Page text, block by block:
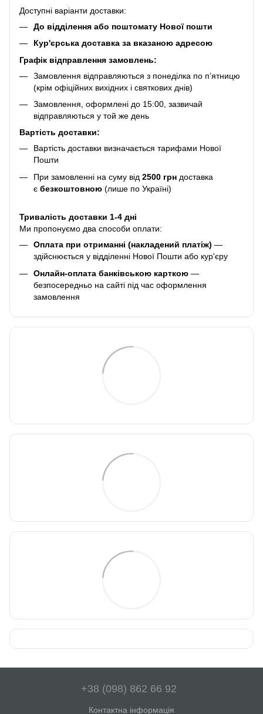
Доступні варіанти доставки:
До відділення або поштомату Нової пошти
Кур'єрська доставка за вказаною адресою
Графік відправлення замовлень:
Замовлення відправляються з понеділка по п’ятницю
(крім офіційних вихідних і святкових днів)
Замовлення, оформлені до 15:00, зазвичай
відправляються у той же день
Вартість доставки:
Вартість доставки визначається тарифами Нової
Пошти
При замовленні на суму від 2500 грн доставка
є безкоштовною (лише по Україні)
Тривалість доставки 1-4 дні
Ми пропонуємо два способи оплати:
Оплата при отриманні (накладений платіж) —
здійснюється у відділенні Нової Пошти або кур'єру
Онлайн-оплата банківською карткою —
безпосередньо на сайті під час оформлення
замовлення
+38 (098) 862 66 92
Контактна інформація